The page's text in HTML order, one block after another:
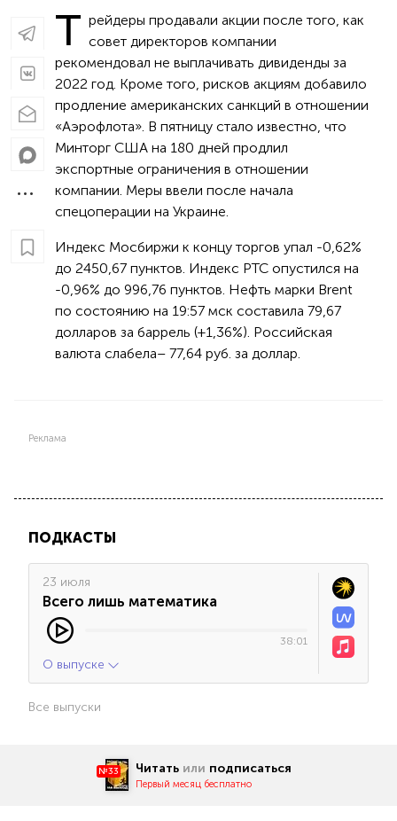
Т рейдеры продавали акции после того, как
совет директоров компании
рекомендовал не выплачивать дивиденды за
2022 год. Кроме того, рисков акциям добавило
продление американских санкций в отношении
«Аэрофлота». В пятницу стало известно, что
Минторг США на 180 дней продлил
экспортные ограничения в отношении
компании. Меры ввели после начала
спецоперации на Украине.
Индекс Мосбиржи к концу торгов упал -0,62%
до 2450,67 пунктов. Индекс РТС опустился на
-0,96% до 996,76 пунктов. Нефть марки Brent
по состоянию на 19:57 мск составила 79,67
долларов за баррель (+1,36%). Российская
валюта слабела– 77,64 руб. за доллар.
Реклама
ПОДКАСТЫ
23 июля
Всего лишь математика
38:01
О выпуске
Все выпуски
№33 Читать или подписаться
Первый месяц бесплатно